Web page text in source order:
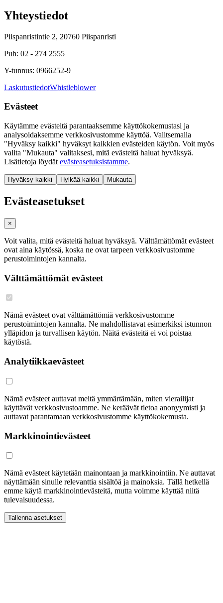
Yhteystiedot
Piispanristintie 2, 20760 Piispanristi
Puh: 02 - 274 2555
Y-tunnus: 0966252-9
LaskutustiedotWhistleblower
Evästeet
Käytämme evästeitä parantaaksemme käyttökokemustasi ja
analysoidaksemme verkkosivustomme käyttöä. Valitsemalla
"Hyväksy kaikki" hyväksyt kaikkien evästeiden käytön. Voit myös
valita "Mukauta" valitaksesi, mitä evästeitä haluat hyväksyä.
Lisätietoja löydät evästeasetuksistamme.
Hyväksy kaikki Hylkää kaikki Mukauta
Evästeasetukset
×
Voit valita, mitä evästeitä haluat hyväksyä. Välttämättömät evästeet
ovat aina käytössä, koska ne ovat tarpeen verkkosivustomme
perustoimintojen kannalta.
Välttämättömät evästeet
Nämä evästeet ovat välttämättömiä verkkosivustomme
perustoimintojen kannalta. Ne mahdollistavat esimerkiksi istunnon
ylläpidon ja turvallisen käytön. Näitä evästeitä ei voi poistaa
käytöstä.
Analytiikkaevästeet
Nämä evästeet auttavat meitä ymmärtämään, miten vierailijat
käyttävät verkkosivustoamme. Ne keräävät tietoa anonyymisti ja
auttavat parantamaan verkkosivustomme käyttökokemusta.
Markkinointievästeet
Nämä evästeet käytetään mainontaan ja markkinointiin. Ne auttavat
näyttämään sinulle relevanttia sisältöä ja mainoksia. Tällä hetkellä
emme käytä markkinointievästeitä, mutta voimme käyttää niitä
tulevaisuudessa.
Tallenna asetukset